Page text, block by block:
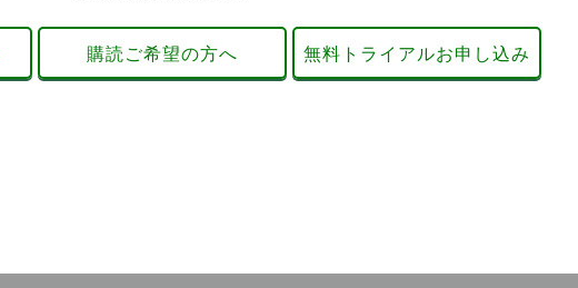
購読ご希望の方へ 無料トライアルお申し込み